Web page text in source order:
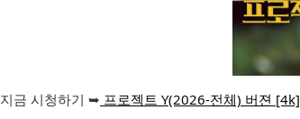
지금 시청하기 ➥ 프로젝트 Y(2026-전체) 버젼 [4k]